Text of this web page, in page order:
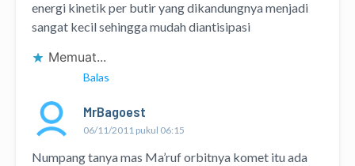
energi kinetik per butir yang dikandungnya menjadi
sangat kecil sehingga mudah diantisipasi
Memuat...
Balas
MrBagoest
06/11/2011 pukul 06:15
Numpang tanya mas Ma’ruf orbitnya komet itu ada